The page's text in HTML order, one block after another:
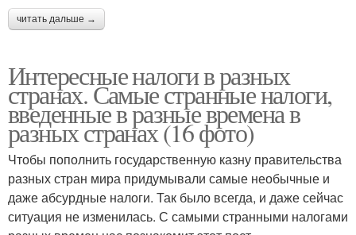
читать дальше →
Интересные налоги в разных
странах. Самые странные налоги,
введенные в разные времена в
разных странах (16 фото)
Чтобы пополнить государственную казну правительства
разных стран мира придумывали самые необычные и
даже абсурдные налоги. Так было всегда, и даже сейчас
ситуация не изменилась. С самыми странными налогами